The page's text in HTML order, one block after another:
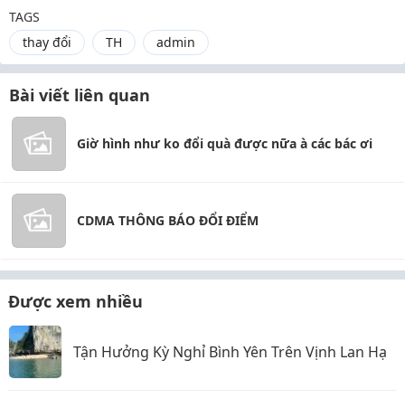
TAGS
thay đổi
TH admin
Bài viết liên quan
Giờ hình như ko đổi quà được nữa à các bác ơi
CDMA THÔNG BÁO ĐỔI ĐIỂM
Được xem nhiều
Tận Hưởng Kỳ Nghỉ Bình Yên Trên Vịnh Lan Hạ